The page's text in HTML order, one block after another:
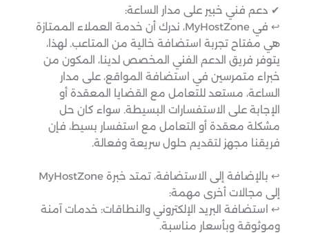
✔ دعم فني خبير على مدار الساعة:
↩︎ في MyHostZone، ندرك أن خدمة العملاء الممتازة
هي مفتاح تجربة استضافة خالية من المتاعب. لهذا،
يتوفر فريق الدعم الفني المخصص لدينا، المكون من
خبراء متمرسين في استضافة المواقع، على مدار
الساعة، مستعد للتعامل مع القضايا المعقدة أو
الإجابة على الاستفسارات البسيطة. سواء كان حل
مشكلة معقدة أو التعامل مع استفسار بسيط، فإن
فريقنا مجهز لتقديم حلول سريعة وفعالة.
↩︎ بالإضافة إلى الاستضافة، تمتد خبرة MyHostZone
إلى مجالات أخرى مهمة:
↩︎ استضافة البريد الإلكتروني والنطاقات: خدمات آمنة
وموثوقة وبأسعار مناسبة.